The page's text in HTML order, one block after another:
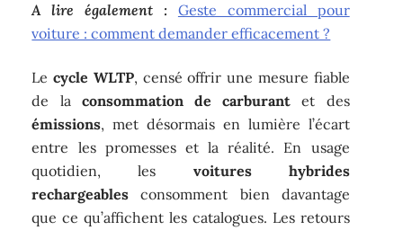
A lire également :
Geste commercial pour
voiture : comment demander efficacement ?
Lecycle WLTP, censé offrir une mesure fiable
de la consommation de carburant et des
émissions, met désormais en lumière l’écart
entre les promesses et la réalité. En usage
quotidien, les voitures hybrides
rechargeables consomment bien davantage
que ce qu’affichent les catalogues. Les retours